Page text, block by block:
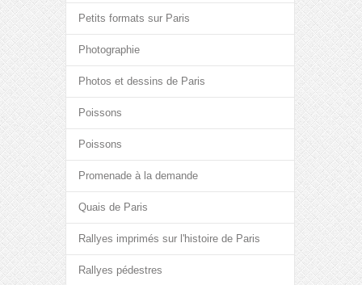
Petits formats sur Paris
Photographie
Photos et dessins de Paris
Poissons
Poissons
Promenade à la demande
Quais de Paris
Rallyes imprimés sur l'histoire de Paris
Rallyes pédestres